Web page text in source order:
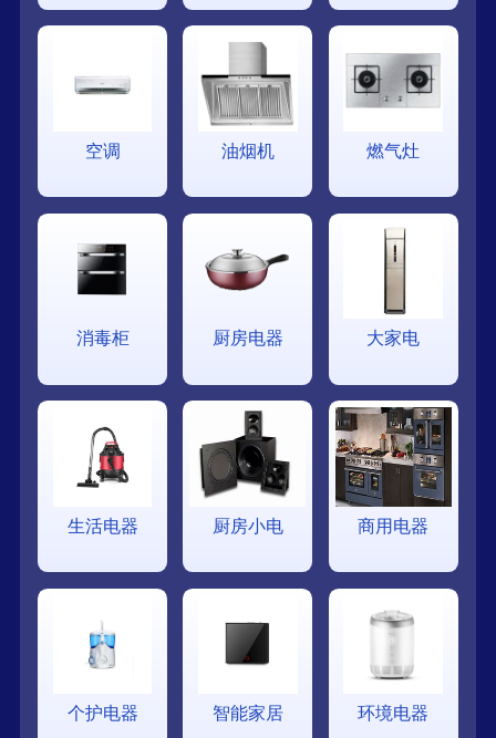
空调 油烟机 燃气灶
消毒柜 厨房电器 大家电
生活电器 厨房小电 商用电器
个护电器 智能家居 环境电器